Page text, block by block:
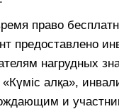
право
предоставлено
нагрудных
алқа»,
и